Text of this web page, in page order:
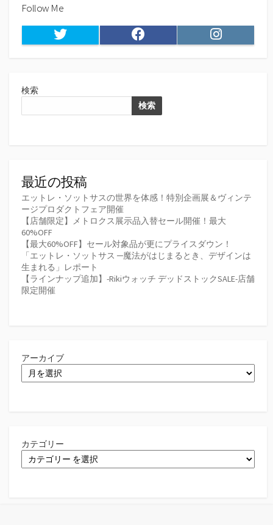
Follow Me
Twitter Facebook Instagram
検索
検索
最近の投稿
エットレ・ソットサスの世界を体感！特別企画展＆ヴィンテ
ージプロダクトフェア開催
【店舗限定】メトロクス展示品入替セール開催！最大
60%OFF
【最大60%OFF】セール対象品が更にプライスダウン！
「エットレ・ソットサス ─魔法がはじまるとき、デザインは
生まれる」レポート
【ラインナップ追加】-Rikiウォッチ デッドストックSALE-店舗
限定開催
アーカイブ
カテゴリー